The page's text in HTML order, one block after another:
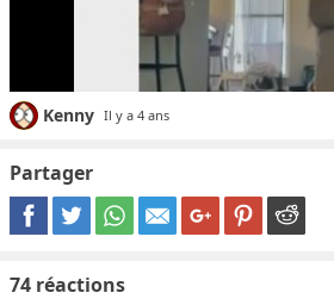
Kenny Il y a 4 ans
Partager
74 réactions